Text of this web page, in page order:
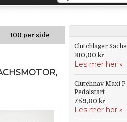
100 per side
Clutchlager Sachs
310,00 kr
Les mer her »
Clutchnav Maxi P
Pedalstart
759,00 kr
Les mer her »